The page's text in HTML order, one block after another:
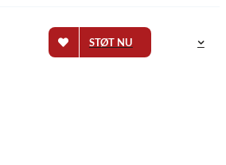
STØT NU